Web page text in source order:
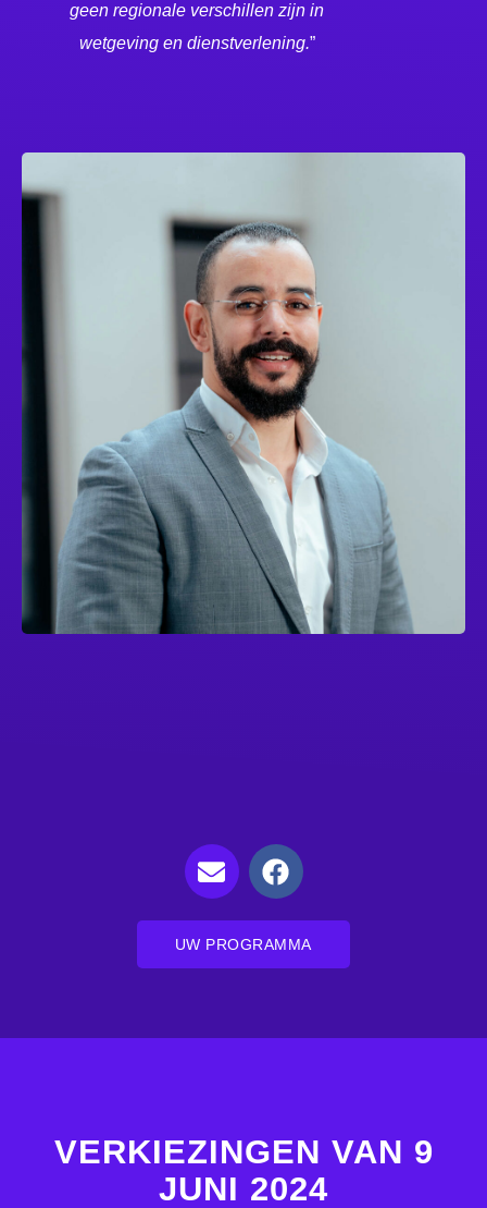
geen regionale verschillen zijn in
wetgeving en dienstverlening.”
UW PROGRAMMA
VERKIEZINGEN VAN 9
JUNI 2024